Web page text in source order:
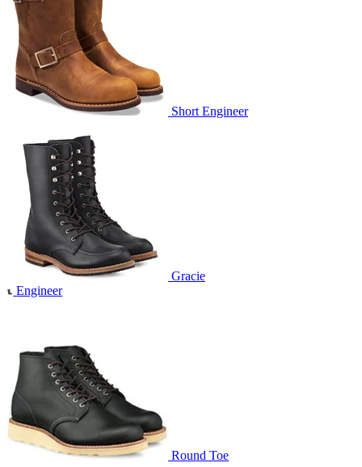
Short Engineer
Gracie
Engineer
Round Toe